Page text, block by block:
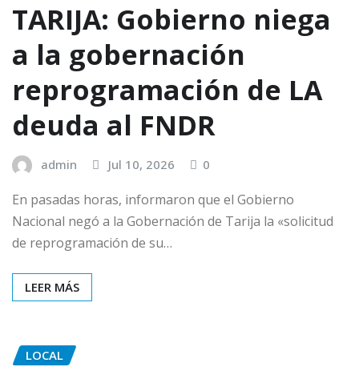
TARIJA: Gobierno niega
a la gobernación
reprogramación de LA
deuda al FNDR
admin Jul 10, 2026 0
En pasadas horas, informaron que el Gobierno
Nacional negó a la Gobernación de Tarija la «solicitud
de reprogramación de su…
LEER MÁS
LOCAL